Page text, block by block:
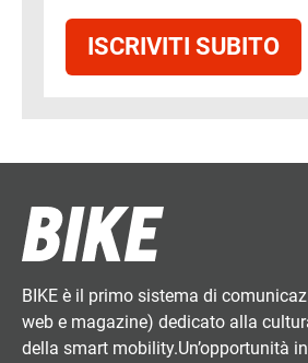
ISCRIVITI SUBITO
BIKE è il primo sistema di
web e magazine) dedicato alla
della smart mobility.Un’opportunità